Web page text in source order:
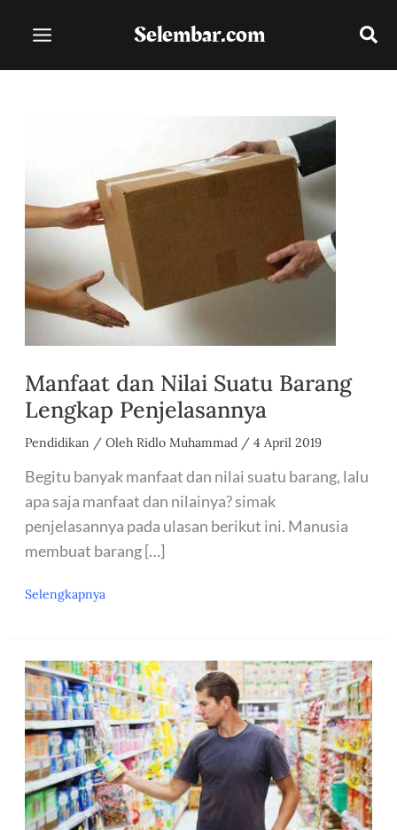
Selembar.com
Manfaat dan Nilai Suatu Barang
Lengkap Penjelasannya
Pendidikan / Oleh Ridlo Muhammad / 4 April 2019
Begitu banyak manfaat dan nilai suatu barang, lalu
apa saja manfaat dan nilainya? simak
penjelasannya pada ulasan berikut ini. Manusia
membuat barang […]
Manfaat
Suatu
Barang
Lengkap
Penjelasannya
Selengkapnya